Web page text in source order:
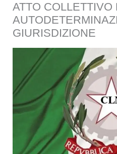
ATTO COLLETTIVO
GIURISDIZIONE